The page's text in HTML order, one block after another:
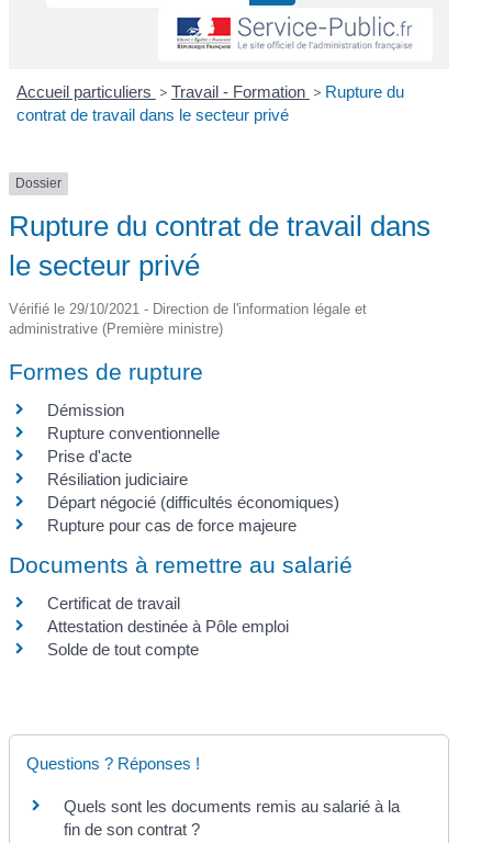
Accueil particuliers > Travail - Formation > Rupture du
contrat de travail dans le secteur privé
Dossier
Rupture du contrat de travail dans
le secteur privé
Vérifié le 29/10/2021 - Direction de l'information légale et
administrative (Première ministre)
Formes de rupture
Démission
Rupture conventionnelle
Prise d'acte
Résiliation judiciaire
Départ négocié (difficultés économiques)
Rupture pour cas de force majeure
Documents à remettre au salarié
Certificat de travail
Attestation destinée à Pôle emploi
Solde de tout compte
Questions ? Réponses !
Quels sont les documents remis au salarié à la
fin de son contrat ?